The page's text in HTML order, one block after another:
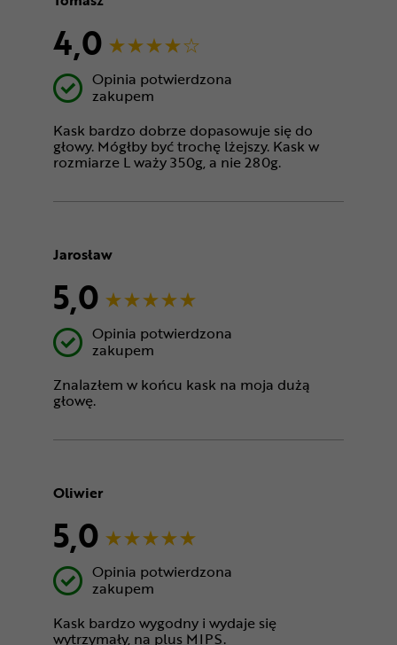
4,0
Opinia potwierdzona
zakupem
Kask bardzo dobrze dopasowuje się do
głowy. Mógłby być trochę lżejszy. Kask w
rozmiarze L waży 350g, a nie 280g.
Jarosław
5,0
Opinia potwierdzona
zakupem
Znalazłem w końcu kask na moja dużą
głowę.
Oliwier
5,0
Opinia potwierdzona
zakupem
Kask bardzo wygodny i wydaje się
wytrzymały, na plus MIPS.